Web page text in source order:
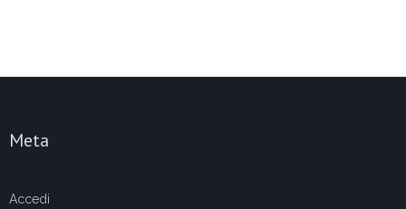
Meta
Accedi